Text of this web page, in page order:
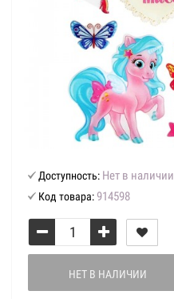
Доступность: Нет в наличии
Код товара: 914598
НЕТ В НАЛИЧИИ